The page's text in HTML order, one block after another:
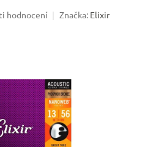
hodnocení Značka: Elixir